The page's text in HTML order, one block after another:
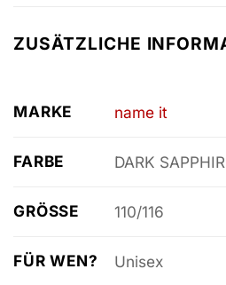
ZUSÄTZLICHE
MARKE name it
FARBE DARK
GRÖSSE 110/116
FÜR WEN? Unisex